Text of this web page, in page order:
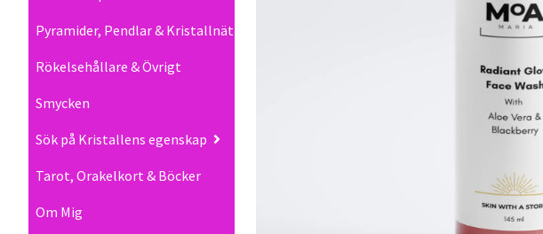
Pyramider, Pendlar & Kristallnät
Rökelsehållare & Övrigt
Smycken
Sök på Kristallens egenskap
Tarot, Orakelkort & Böcker
Om Mig